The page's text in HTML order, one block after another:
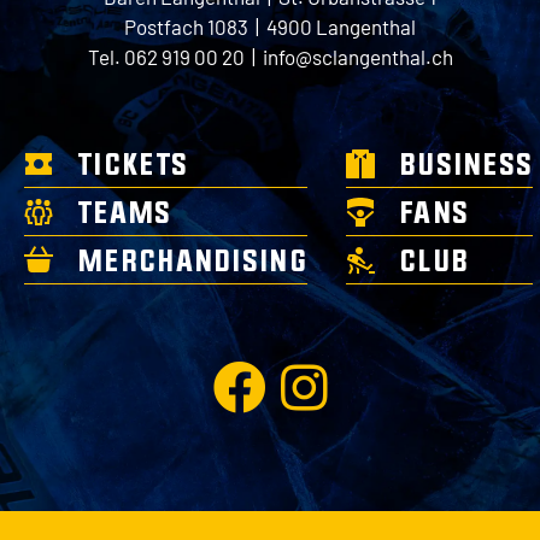
Postfach 1083 | 4900 Langenthal
Tel. 062 919 00 20 |info@sclangenthal.ch
TICKETS
TEAMS
MERCHANDISING
BUSINESS
FANS
CLUB